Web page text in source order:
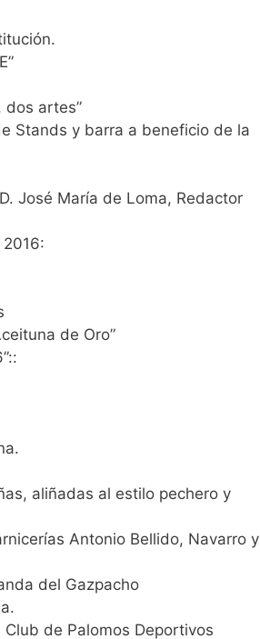
dos artes”
Stands y barra a beneficio de la
José María de Loma, Redactor
de Oro”
aliñadas al estilo pechero y
Antonio Bellido, Navarro y
del Gazpacho
de Palomos Deportivos